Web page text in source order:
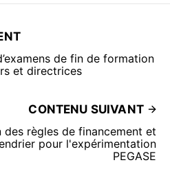
de fin de formation
et directrices
CONTENU SUIVANT
règles de financement et
pour l'expérimentation
PEGASE